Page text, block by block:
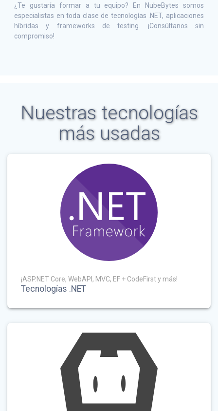
¿Te gustaría formar a tu equipo? En NubeBytes somos
especialistas en toda clase de tecnologías .NET, aplicaciones
híbridas y frameworks de testing. ¡Consúltanos sin
compromiso!
Nuestras tecnologías
más usadas
¡ASP.NET Core, WebAPI, MVC, EF + CodeFirst y más!
Tecnologías .NET